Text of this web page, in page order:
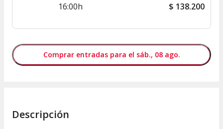
16:00h $ 138.200
Comprar entradas para el sáb., 08 ago.
Descripción